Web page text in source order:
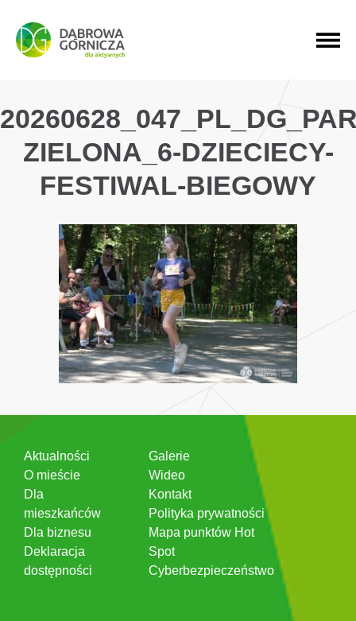
PRZEJDŹ DO MENU GŁÓWNEGO
PRZEJDŹ DO WYSZUKIWARKI
PRZEJDŹ DO TREŚCI
ZIELONA_6-DZIECIECY-
FESTIWAL-BIEGOWY
Aktualności
O mieście
Dla
mieszkańców
Dla biznesu
Deklaracja
dostępności
Galerie
Wideo
Kontakt
Polityka prywatności
Mapa punktów Hot
Spot
Cyberbezpieczeństwo